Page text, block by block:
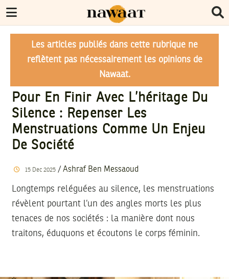
Les articles publiés dans cette rubrique ne
reflètent pas nécessairement les opinions de
Nawaat.
Pour En Finir Avec L’héritage Du
Silence : Repenser Les
Menstruations Comme Un Enjeu
De Société
15 Dec 2025/ Ashraf Ben Messaoud
Longtemps reléguées au silence, les menstruations
révèlent pourtant l’un des angles morts les plus
tenaces de nos sociétés : la manière dont nous
traitons, éduquons et écoutons le corps féminin.